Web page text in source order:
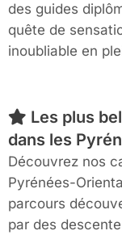
des guides
quête de
inoubliable en
Les plus
dans les
Découvrez nos
Pyrénées-
parcours
par des